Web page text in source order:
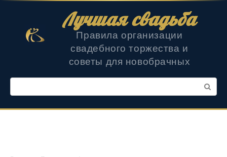
Лучшая свадьба
Правила организации
свадебного торжества и
советы для новобрачных
Поиск: